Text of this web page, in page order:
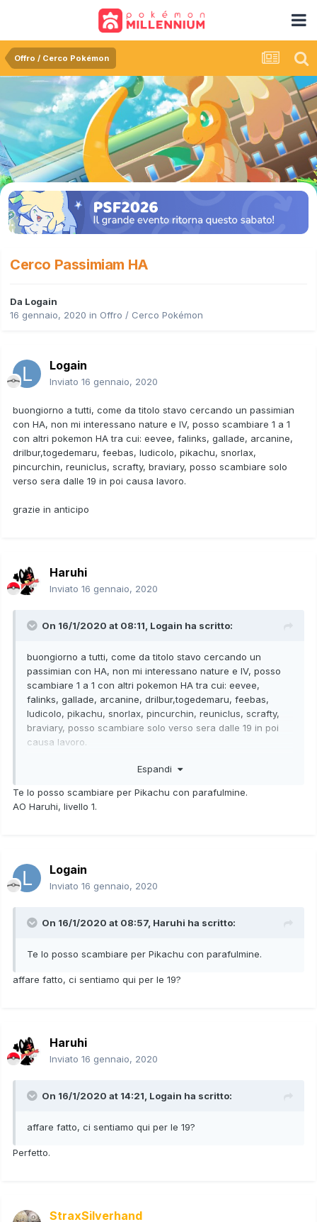
Offro / Cerco Pokémon
Cerco Passimiam HA
Da Logain
16 gennaio, 2020 in Offro / Cerco Pokémon
Logain
Inviato 16 gennaio, 2020
buongiorno a tutti, come da titolo stavo cercando un passimian
con HA, non mi interessano nature e IV, posso scambiare 1 a 1
con altri pokemon HA tra cui: eevee, falinks, gallade, arcanine,
drilbur,togedemaru, feebas, ludicolo, pikachu, snorlax,
pincurchin, reuniclus, scrafty, braviary, posso scambiare solo
verso sera dalle 19 in poi causa lavoro.
grazie in anticipo
Haruhi
Inviato 16 gennaio, 2020
On 16/1/2020 at 08:11, Logain ha scritto:
buongiorno a tutti, come da titolo stavo cercando un
passimian con HA, non mi interessano nature e IV, posso
scambiare 1 a 1 con altri pokemon HA tra cui: eevee,
falinks, gallade, arcanine, drilbur,togedemaru, feebas,
ludicolo, pikachu, snorlax, pincurchin, reuniclus, scrafty,
braviary, posso scambiare solo verso sera dalle 19 in poi
causa lavoro.
Espandi
Te lo posso scambiare per Pikachu con parafulmine.
AO Haruhi, livello 1.
Logain
Inviato 16 gennaio, 2020
On 16/1/2020 at 08:57, Haruhi ha scritto:
Te lo posso scambiare per Pikachu con parafulmine.
affare fatto, ci sentiamo qui per le 19?
Haruhi
Inviato 16 gennaio, 2020
On 16/1/2020 at 14:21, Logain ha scritto:
affare fatto, ci sentiamo qui per le 19?
Perfetto.
StraxSilverhand